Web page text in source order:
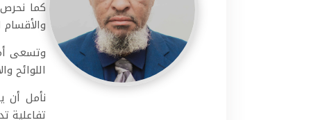
كما
وتسعى
اللوائح
نأمل أن
تفاعلية